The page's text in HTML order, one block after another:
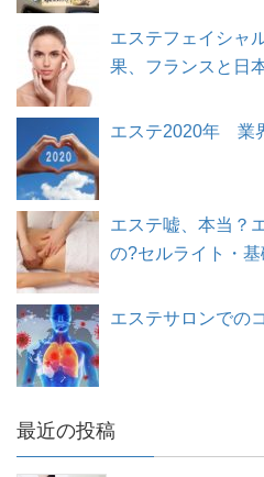
エステフェイシャ
果、フランスと日
エステ2020年 業
エステ嘘、本当？
の?セルライト・
エステサロンでの
最近の投稿